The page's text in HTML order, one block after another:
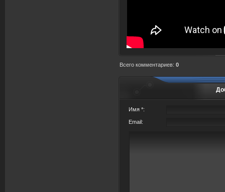
Всего комментариев: 0
Имя *:
Email: